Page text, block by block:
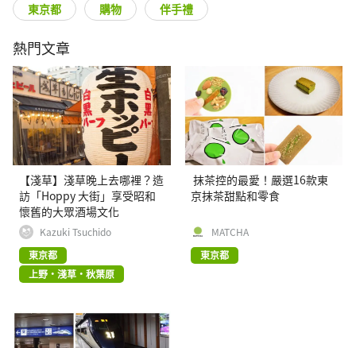
東京都 購物 伴手禮
熱門文章
【淺草】淺草晚上去哪裡？造
訪「Hoppy 大街」享受昭和
懷舊的大眾酒場文化
Kazuki Tsuchido
東京都
上野・淺草・秋葉原
抹茶控的最愛！嚴選16款東
京抹茶甜點和零食
MATCHA
東京都